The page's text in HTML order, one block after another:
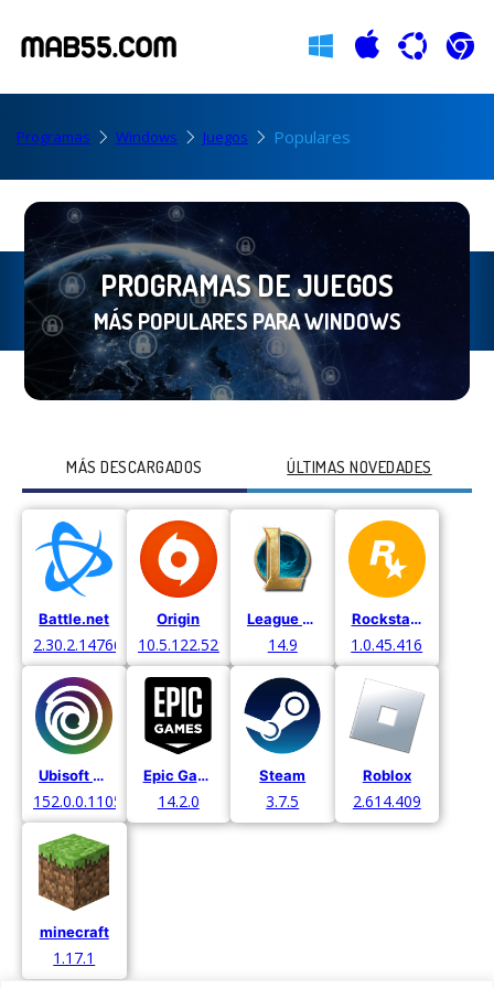
Programas Windows Juegos Populares
PROGRAMAS DE JUEGOS
MÁS POPULARES PARA WINDOWS
MÁS DESCARGADOS ÚLTIMAS NOVEDADES
Battle.net
2.30.2.14766
Origin
10.5.122.52971
League of Legends
14.9
Rockstar Games
1.0.45.416
Ubisoft Connect
152.0.0.11052
Epic Games
14.2.0
Steam
3.7.5
Roblox
2.614.409
minecraft
1.17.1